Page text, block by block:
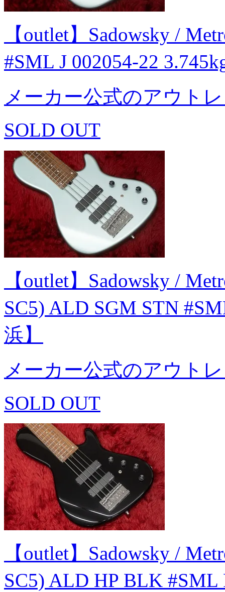
【outlet】Sadowsky /
#SML J 002054-22
メーカー公式のアウト
SOLD OUT
【outlet】Sadowsky /
SC5) ALD SGM STN
浜】
メーカー公式のアウト
SOLD OUT
【outlet】Sadowsky /
SC5) ALD HP BLK #SML